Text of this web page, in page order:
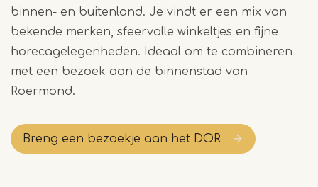
binnen- en buitenland. Je vindt er een mix van
bekende merken, sfeervolle winkeltjes en fijne
horecagelegenheden. Ideaal om te combineren
met een bezoek aan de binnenstad van
Roermond.
Breng een bezoekje aan het DOR